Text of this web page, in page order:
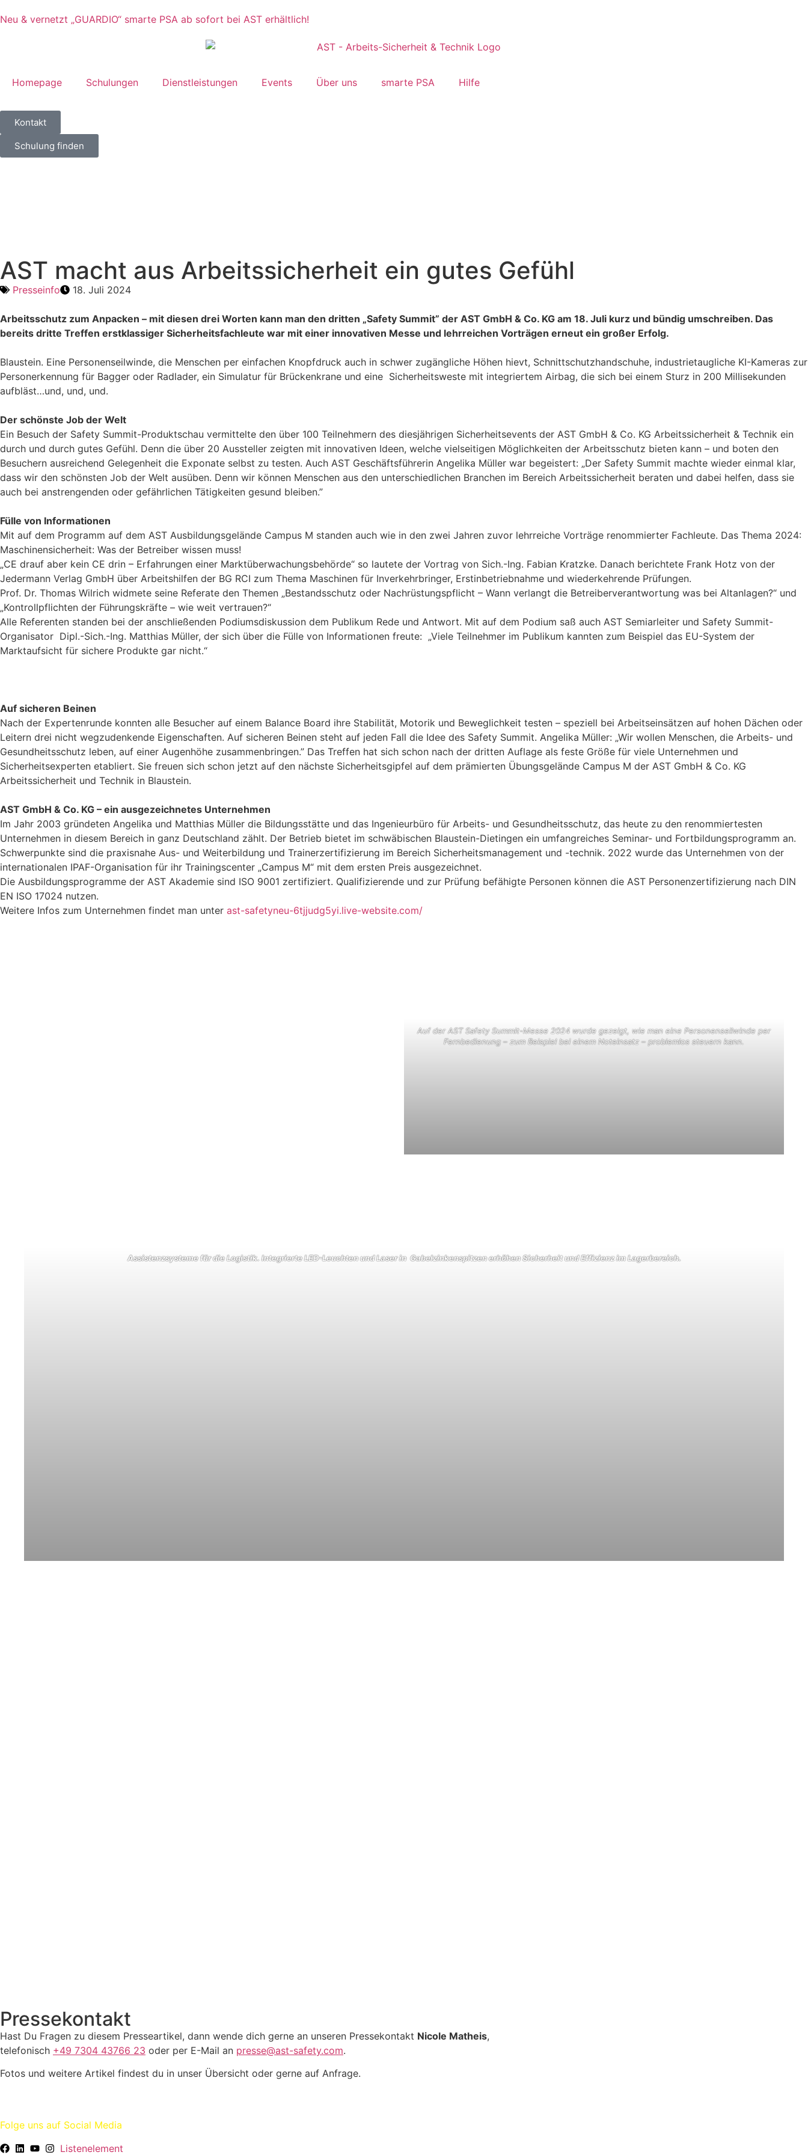
springen
Neu & vernetzt „GUARDIO“ smarte PSA ab sofort bei AST erhältlich!
Homepage Schulungen Dienstleistungen Events Über uns smarte PSA Hilfe
Kontakt
Schulung finden
AST macht aus Arbeitssicherheit ein gutes Gefühl
Presseinfo 18. Juli 2024
Arbeitsschutz zum Anpacken – mit diesen drei Worten kann man den dritten „Safety Summit” der AST GmbH & Co. KG am 18. Juli kurz und bündig umschreiben. Das
bereits dritte Treffen erstklassiger Sicherheitsfachleute war mit einer innovativen Messe und lehrreichen Vorträgen erneut ein großer Erfolg.
Blaustein. Eine Personenseilwinde, die Menschen per einfachen Knopfdruck auch in schwer zugängliche Höhen hievt, Schnittschutzhandschuhe, industrietaugliche KI-Kameras zur
Personerkennung für Bagger oder Radlader, ein Simulatur für Brückenkrane und eine Sicherheitsweste mit integriertem Airbag, die sich bei einem Sturz in 200 Millisekunden
aufbläst…und, und, und.
Der schönste Job der Welt
Ein Besuch der Safety Summit-Produktschau vermittelte den über 100 Teilnehmern des diesjährigen Sicherheitsevents der AST GmbH & Co. KG Arbeitssicherheit & Technik ein
durch und durch gutes Gefühl. Denn die über 20 Aussteller zeigten mit innovativen Ideen, welche vielseitigen Möglichkeiten der Arbeitsschutz bieten kann – und boten den
Besuchern ausreichend Gelegenheit die Exponate selbst zu testen. Auch AST Geschäftsführerin Angelika Müller war begeistert: „Der Safety Summit machte wieder einmal klar,
dass wir den schönsten Job der Welt ausüben. Denn wir können Menschen aus den unterschiedlichen Branchen im Bereich Arbeitssicherheit beraten und dabei helfen, dass sie
auch bei anstrengenden oder gefährlichen Tätigkeiten gesund bleiben.”
Fülle von Informationen
Mit auf dem Programm auf dem AST Ausbildungsgelände Campus M standen auch wie in den zwei Jahren zuvor lehrreiche Vorträge renommierter Fachleute. Das Thema 2024:
Maschinensicherheit: Was der Betreiber wissen muss!
„CE drauf aber kein CE drin – Erfahrungen einer Marktüberwachungsbehörde“ so lautete der Vortrag von Sich.-Ing. Fabian Kratzke. Danach berichtete Frank Hotz von der
Jedermann Verlag GmbH über Arbeitshilfen der BG RCI zum Thema Maschinen für Inverkehrbringer, Erstinbetriebnahme und wiederkehrende Prüfungen.
Prof. Dr. Thomas Wilrich widmete seine Referate den Themen „Bestandsschutz oder Nachrüstungspflicht – Wann verlangt die Betreiberverantwortung was bei Altanlagen?“ und
„Kontrollpflichten der Führungskräfte – wie weit vertrauen?“
Alle Referenten standen bei der anschließenden Podiumsdiskussion dem Publikum Rede und Antwort. Mit auf dem Podium saß auch AST Semiarleiter und Safety Summit-
Organisator Dipl.-Sich.-Ing. Matthias Müller, der sich über die Fülle von Informationen freute: „Viele Teilnehmer im Publikum kannten zum Beispiel das EU-System der
Marktaufsicht für sichere Produkte gar nicht.“
Auf sicheren Beinen
Nach der Expertenrunde konnten alle Besucher auf einem Balance Board ihre Stabilität, Motorik und Beweglichkeit testen – speziell bei Arbeitseinsätzen auf hohen Dächen oder
Leitern drei nicht wegzudenkende Eigenschaften. Auf sicheren Beinen steht auf jeden Fall die Idee des Safety Summit. Angelika Müller: „Wir wollen Menschen, die Arbeits- und
Gesundheitsschutz leben, auf einer Augenhöhe zusammenbringen.” Das Treffen hat sich schon nach der dritten Auflage als feste Größe für viele Unternehmen und
Sicherheitsexperten etabliert. Sie freuen sich schon jetzt auf den nächste Sicherheitsgipfel auf dem prämierten Übungsgelände Campus M der AST GmbH & Co. KG
Arbeitssicherheit und Technik in Blaustein.
AST GmbH & Co. KG – ein ausgezeichnetes Unternehmen
Im Jahr 2003 gründeten Angelika und Matthias Müller die Bildungsstätte und das Ingenieurbüro für Arbeits- und Gesundheitsschutz, das heute zu den renommiertesten
Unternehmen in diesem Bereich in ganz Deutschland zählt. Der Betrieb bietet im schwäbischen Blaustein-Dietingen ein umfangreiches Seminar- und Fortbildungsprogramm an.
Schwerpunkte sind die praxisnahe Aus- und Weiterbildung und Trainerzertifizierung im Bereich Sicherheitsmanagement und -technik. 2022 wurde das Unternehmen von der
internationalen IPAF-Organisation für ihr Trainingscenter „Campus M“ mit dem ersten Preis ausgezeichnet.
Die Ausbildungsprogramme der AST Akademie sind ISO 9001 zertifiziert. Qualifizierende und zur Prüfung befähigte Personen können die AST Personenzertifizierung nach DIN
EN ISO 17024 nutzen.
Weitere Infos zum Unternehmen findet man unter ast-safetyneu-6tjjudg5yi.live-website.com/
Auf der AST Safety Summit-Messe 2024 wurde gezeigt, wie man eine Personenseilwinde per
Fernbedienung – zum Beispiel bei einem Noteinsatz – problemlos steuern kann.
Assistenzsysteme für die Logistik. Integrierte LED-Leuchten und Laser in Gabelzinkenspitzen erhöhen Sicherheit und Effizienz im Lagerbereich.
Presse­kontakt
Hast Du Fragen zu diesem Presseartikel, dann wende dich gerne an unseren Pressekontakt Nicole Matheis,
telefonisch +49 7304 43766 23 oder per E-Mail an presse@ast-safety.com.
Fotos und weitere Artikel findest du in unser Übersicht oder gerne auf Anfrage.
Folge uns auf Social Media
Listenelement